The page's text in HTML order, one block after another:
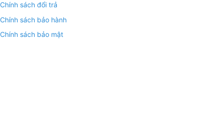
Chính sách đổi trả
Chính sách bảo hành
Chính sách bảo mật